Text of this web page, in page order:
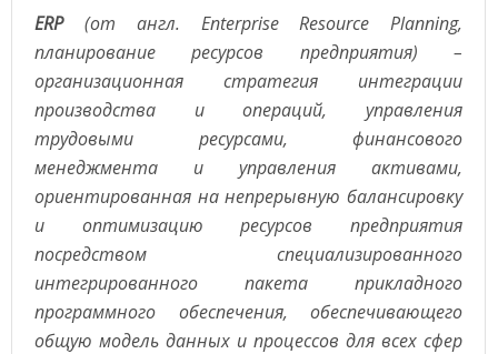
ERP (от англ. Enterprise Resource Planning,
планирование ресурсов предприятия) –
организационная стратегия интеграции
производства и операций, управления
трудовыми ресурсами, финансового
менеджмента и управления активами,
ориентированная на непрерывную балансировку
и оптимизацию ресурсов предприятия
посредством специализированного
интегрированного пакета прикладного
программного обеспечения, обеспечивающего
общую модель данных и процессов для всех сфер